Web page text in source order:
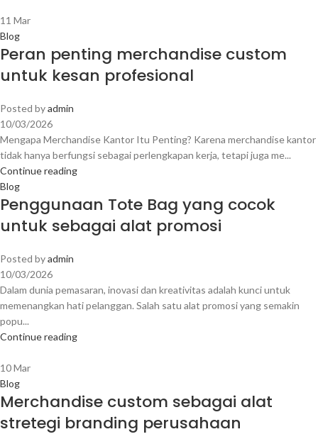
11 Mar
Blog
Peran penting merchandise custom
untuk kesan profesional
Posted byadmin
10/03/2026
Mengapa Merchandise Kantor Itu Penting? Karena merchandise kantor
tidak hanya berfungsi sebagai perlengkapan kerja, tetapi juga me...
Continue reading
Blog
Penggunaan Tote Bag yang cocok
untuk sebagai alat promosi
Posted byadmin
10/03/2026
Dalam dunia pemasaran, inovasi dan kreativitas adalah kunci untuk
memenangkan hati pelanggan. Salah satu alat promosi yang semakin
popu...
Continue reading
10Mar
Blog
Merchandise custom sebagai alat
stretegi branding perusahaan